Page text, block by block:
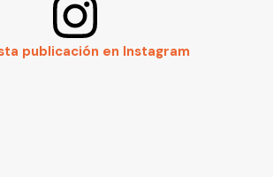
publicación en Instagram